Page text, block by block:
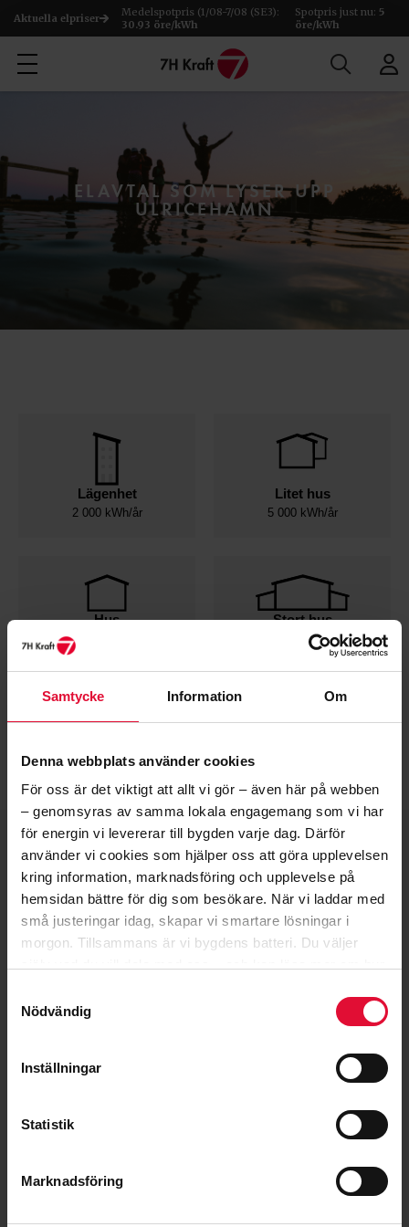
Samtycke Information Om
Denna webbplats använder cookies
För oss är det viktigt att allt vi gör – även här på webben
– genomsyras av samma lokala engagemang som vi har
för energin vi levererar till bygden varje dag. Därför
använder vi cookies som hjälper oss att göra upplevelsen
kring information, marknadsföring och upplevelse på
hemsidan bättre för dig som besökare. När vi laddar med
små justeringar idag, skapar vi smartare lösningar i
morgon. Tillsammans är vi bygdens batteri. Du väljer
Nödvändig
Inställningar
Statistik
Marknadsföring
Aktuella elpriser
Medelspotpris (1/08-7/08 (SE3):
30.93 öre/kWh
Spotpris just nu: 5
öre/kWh
ELAVTAL SOM LYSER UPP
ULRICEHAMN
Lägenhet
2 000 kWh/år
Litet hus
5 000 kWh/år
Hus
20 000 kWh/år
Stort hus
40 000 kWh/år
ANGE MANUELLT
7H Kraft
elhandelsbolag som gör vårt
bästa för att ge energi till
0321 - 68 60 60
7H kraft